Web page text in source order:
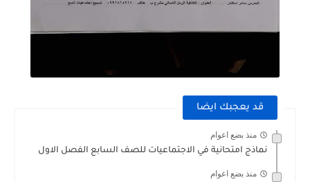
قد يعجبك ايضا
منذ بضع اعوام
نماذج امتحانية في الاجتماعيات للصف السابع الفصل الاول
منذ بضع اعوام